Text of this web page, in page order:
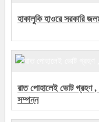
হাকালুকি হাওরে সরকারি
রাত পোহালেই ভোট গ্রহণ ,
সম্পন্ন